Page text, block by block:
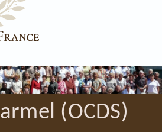
(OCDS)